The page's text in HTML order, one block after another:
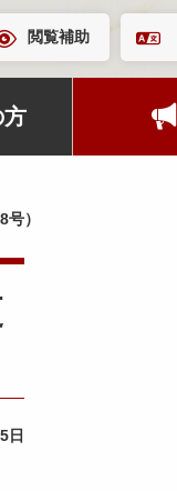
閲覧補助
）
日